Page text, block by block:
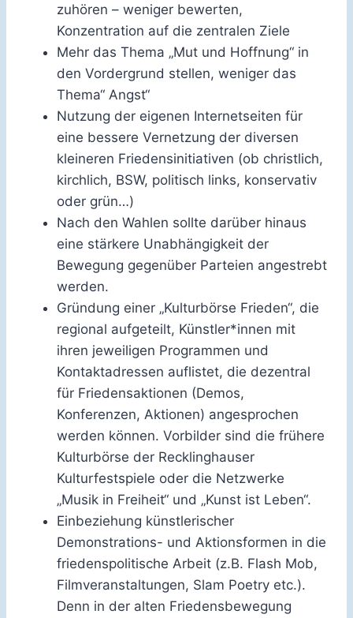
zuhören – weniger bewerten,
Konzentration auf die zentralen Ziele
Mehr das Thema „Mut und Hoffnung“ in
den Vordergrund stellen, weniger das
Thema“ Angst“
Nutzung der eigenen Internetseiten für
eine bessere Vernetzung der diversen
kleineren Friedensinitiativen (ob christlich,
kirchlich, BSW, politisch links, konservativ
oder grün…)
Nach den Wahlen sollte darüber hinaus
eine stärkere Unabhängigkeit der
Bewegung gegenüber Parteien angestrebt
werden.
Gründung einer „Kulturbörse Frieden“, die
regional aufgeteilt, Künstler*innen mit
ihren jeweiligen Programmen und
Kontaktadressen auflistet, die dezentral
für Friedensaktionen (Demos,
Konferenzen, Aktionen) angesprochen
werden können. Vorbilder sind die frühere
Kulturbörse der Recklinghauser
Kulturfestspiele oder die Netzwerke
„Musik in Freiheit“ und „Kunst ist Leben“.
Einbeziehung künstlerischer
Demonstrations- und Aktionsformen in die
friedenspolitische Arbeit (z.B. Flash Mob,
Filmveranstaltungen, Slam Poetry etc.).
Denn in der alten Friedensbewegung